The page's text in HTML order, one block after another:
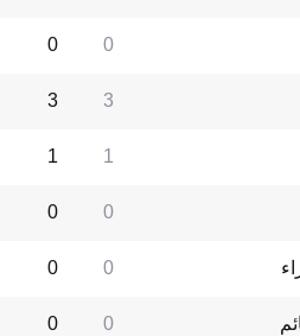
0
0
3
3
1
1
0
0
0
0
0
0